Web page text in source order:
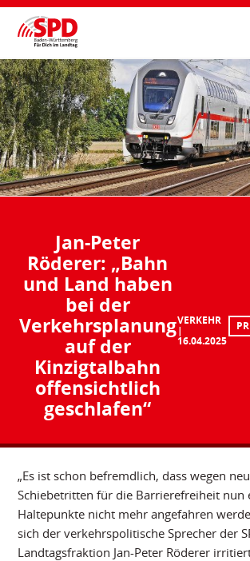
Jan-Peter
Röderer: „Bahn
und Land haben
bei der
Verkehrsplanung
auf der
Kinzigtalbahn
offensichtlich
geschlafen“
VERKEHR
16.04.2025
„Es ist schon befremdlich, dass wegen
Schiebetritten für die Barrierefreiheit nun
Haltepunkte nicht mehr angefahren
sich der verkehrspolitische Sprecher der
Landtagsfraktion Jan-Peter Röderer